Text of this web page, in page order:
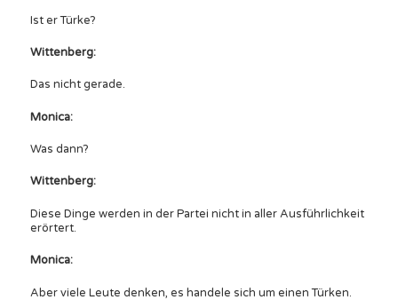
Ist er Türke?
Wittenberg:
Das nicht gerade.
Monica:
Was dann?
Wittenberg:
Diese Dinge werden in der Partei nicht in aller Ausführlichkeit
erörtert.
Monica:
Aber viele Leute denken, es handele sich um einen Türken.